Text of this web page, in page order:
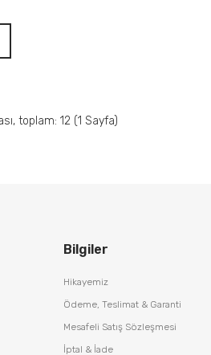
toplam: 12 (1 Sayfa)
Bilgiler
Hikayemiz
Ödeme, Teslimat & Garanti
Mesafeli Satış Sözleşmesi
İptal & İade